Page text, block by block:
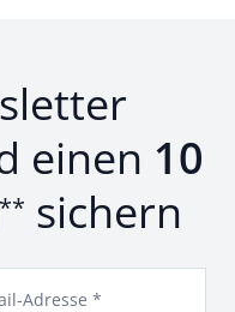
einen 10
** sichern
Adresse *